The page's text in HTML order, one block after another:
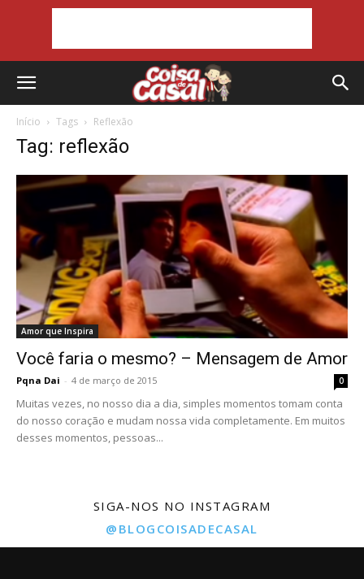
Início Tags Reflexão
Tag: reflexão
Amor que Inspira
Você faria o mesmo? – Mensagem de Amor
Pqna Dai - 4 de março de 2015 0
Muitas vezes, no nosso dia a dia, simples momentos tomam conta
do nosso coração e mudam nossa vida completamente. Em muitos
desses momentos, pessoas...
SIGA-NOS NO INSTAGRAM
@BLOGCOISADECASAL